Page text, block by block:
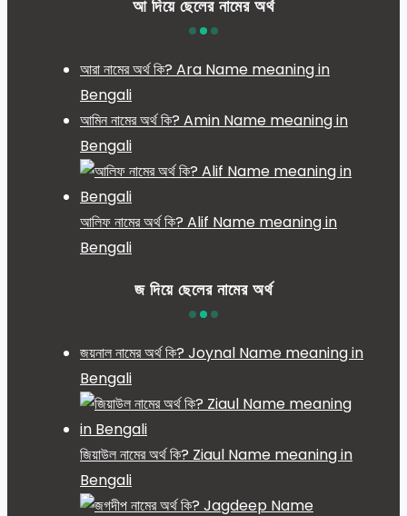
আ দিয়ে ছেলের নামের অর্থ
আরা নামের অর্থ কি? Ara Name meaning in
Bengali
আমিন নামের অর্থ কি? Amin Name meaning in
Bengali
আলিফ নামের অর্থ কি? Alif Name meaning in
Bengali
জ দিয়ে ছেলের নামের অর্থ
জয়নাল নামের অর্থ কি? Joynal Name meaning in
Bengali
জিয়াউল নামের অর্থ কি? Ziaul Name meaning in
Bengali